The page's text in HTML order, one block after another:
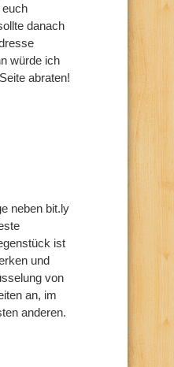
euch
danach
würde ich
abraten!
neben bit.ly
ist
und
von
an, im
anderen.